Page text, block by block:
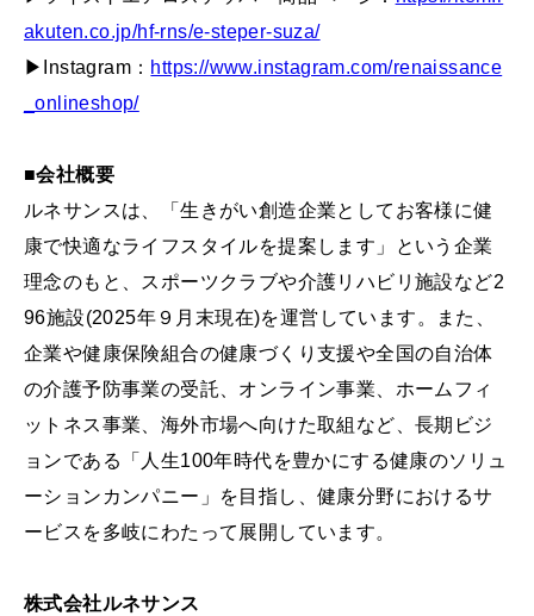
akuten.co.jp/hf-rns/e-steper-suza/
▶Instagram： https://www.instagram.com/renaissance
_onlineshop/
■会社概要
ルネサンスは、「生きがい創造企業としてお客様に健
康で快適なライフスタイルを提案します」という企業
理念のもと、スポーツクラブや介護リハビリ施設など2
96施設(2025年９月末現在)を運営しています。また、
企業や健康保険組合の健康づくり支援や全国の自治体
の介護予防事業の受託、オンライン事業、ホームフィ
ットネス事業、海外市場へ向けた取組など、長期ビジ
ョンである「人生100年時代を豊かにする健康のソリュ
ーションカンパニー」を目指し、健康分野におけるサ
ービスを多岐にわたって展開しています。
株式会社ルネサンス